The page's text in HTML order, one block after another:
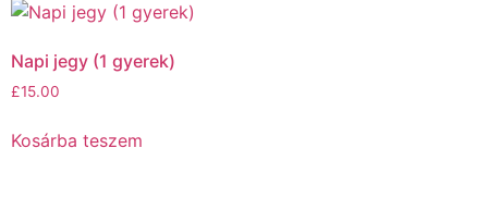
Napi jegy (1 gyerek)
£15.00
Kosárba teszem